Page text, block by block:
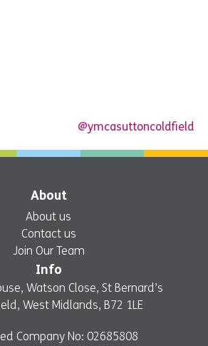
@ymcasuttoncoldfield
About
About us
Contact us
Join Our Team
Info
Watson Close, St Bernard’s
West Midlands, B72 1LE
Company No: 02685808